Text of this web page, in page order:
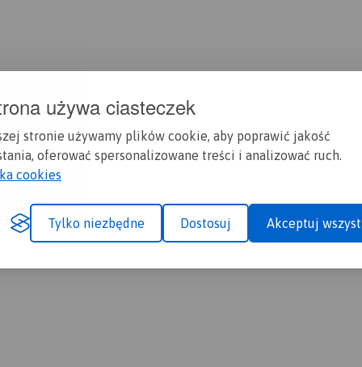
używa ciasteczek
stronie używamy plików cookie, aby poprawić jakość
oferować spersonalizowane treści i analizować ruch.
cookies
Tylko niezbędne Dostosuj Akceptuj